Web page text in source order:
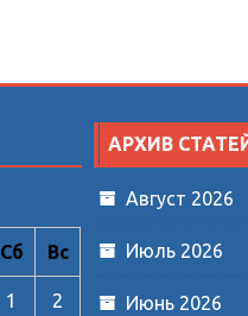
Сб Вс
1 2
АРХИВ
Август 2026
Июль 2026
Июнь 2026